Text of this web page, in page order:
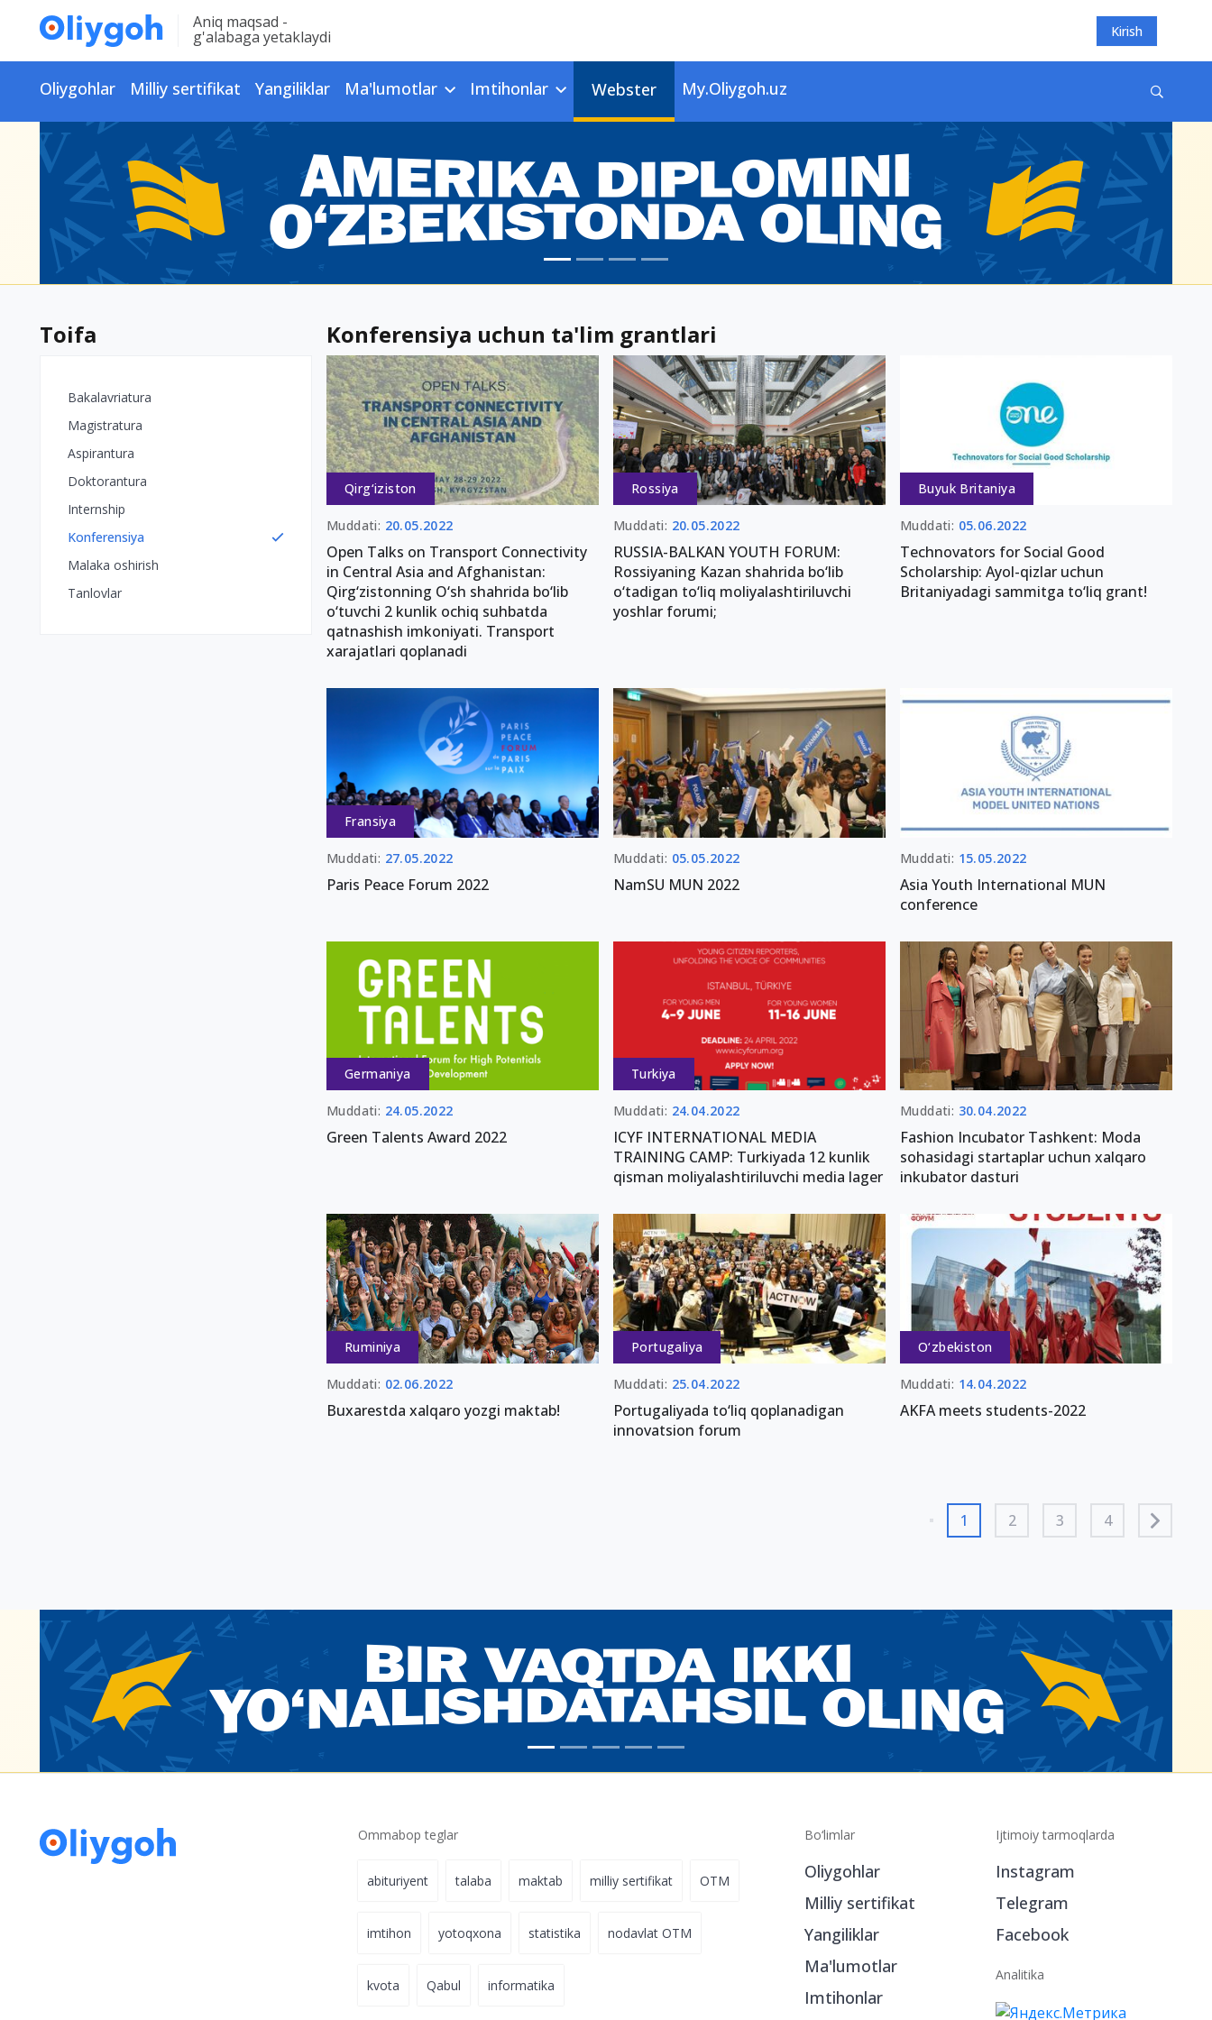
Aniq maqsad -
g'alabaga yetaklaydi Kirish
Oliygohlar Milliy sertifikat Yangiliklar Ma'lumotlar Imtihonlar Webster My.Oliygoh.uz
Toifa
Bakalavriatura
Magistratura
Aspirantura
Doktorantura
Internship
Konferensiya
Malaka oshirish
Tanlovlar
Konferensiya uchun ta'lim grantlari
Qirg‘iziston
Muddati: 20.05.2022
Open Talks on Transport Connectivity
in Central Asia and Afghanistan:
Qirg‘zistonning O‘sh shahrida bo‘lib
o‘tuvchi 2 kunlik ochiq suhbatda
qatnashish imkoniyati. Transport
xarajatlari qoplanadi
Rossiya
Muddati: 20.05.2022
RUSSIA-BALKAN YOUTH FORUM:
Rossiyaning Kazan shahrida bo‘lib
o‘tadigan to‘liq moliyalashtiriluvchi
yoshlar forumi;
Buyuk Britaniya
Muddati: 05.06.2022
Technovators for Social Good
Scholarship: Ayol-qizlar uchun
Britaniyadagi sammitga to‘liq grant!
Fransiya
Muddati: 27.05.2022
Paris Peace Forum 2022
Muddati: 05.05.2022
NamSU MUN 2022
Muddati: 15.05.2022
Asia Youth International MUN
conference
Germaniya
Muddati: 24.05.2022
Green Talents Award 2022
Turkiya
Muddati: 24.04.2022
ICYF INTERNATIONAL MEDIA
TRAINING CAMP: Turkiyada 12 kunlik
qisman moliyalashtiriluvchi media lager
Muddati: 30.04.2022
Fashion Incubator Tashkent: Moda
sohasidagi startaplar uchun xalqaro
inkubator dasturi
Ruminiya
Muddati: 02.06.2022
Buxarestda xalqaro yozgi maktab!
Portugaliya
Muddati: 25.04.2022
Portugaliyada to‘liq qoplanadigan
innovatsion forum
O‘zbekiston
Muddati: 14.04.2022
AKFA meets students-2022
1 2 3 4
Ommabop teglar
abituriyent talaba maktab milliy sertifikat OTM
imtihon yotoqxona statistika nodavlat OTM
kvota Qabul informatika
Bo‘limlar
Oliygohlar
Milliy sertifikat
Yangiliklar
Ma'lumotlar
Imtihonlar
Ijtimoiy tarmoqlarda
Instagram
Telegram
Facebook
Analitika